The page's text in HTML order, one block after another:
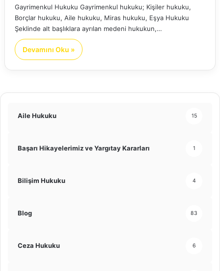
Gayrimenkul Hukuku Gayrimenkul hukuku; Kişiler hukuku,
Borçlar hukuku, Aile hukuku, Miras hukuku, Eşya Hukuku
Şeklinde alt başlıklara ayrılan medeni hukukun,…
Devamını Oku »
Aile Hukuku 15
Başarı Hikayelerimiz ve Yargıtay Kararları 1
Bilişim Hukuku 4
Blog 83
Ceza Hukuku 6